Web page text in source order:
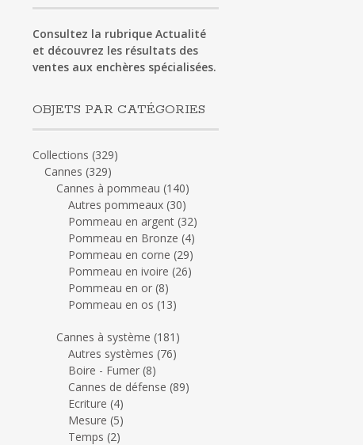
Consultez la rubrique Actualité
et découvrez les résultats des
ventes aux enchères spécialisées.
OBJETS PAR CATÉGORIES
Collections (329)
Cannes (329)
Cannes à pommeau (140)
Autres pommeaux (30)
Pommeau en argent (32)
Pommeau en Bronze (4)
Pommeau en corne (29)
Pommeau en ivoire (26)
Pommeau en or (8)
Pommeau en os (13)
Cannes à système (181)
Autres systèmes (76)
Boire - Fumer (8)
Cannes de défense (89)
Ecriture (4)
Mesure (5)
Temps (2)